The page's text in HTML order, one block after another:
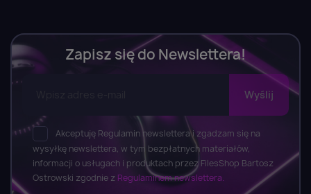
Zapisz się do Newslettera!
Akceptuję Regulamin newslettera i zgadzam się na
wysyłkę newslettera, w tym bezpłatnych materiałów,
informacji o usługach i produktach przez FilesShop Bartosz
Ostrowski zgodnie z Regulaminem newslettera.